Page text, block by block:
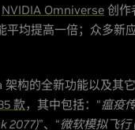
NVIDIA Omniverse 创作
平均提高一倍；众多新
构的全新功能以及其
款，其中包括：“瘟疫
2077)”、“微软模拟飞